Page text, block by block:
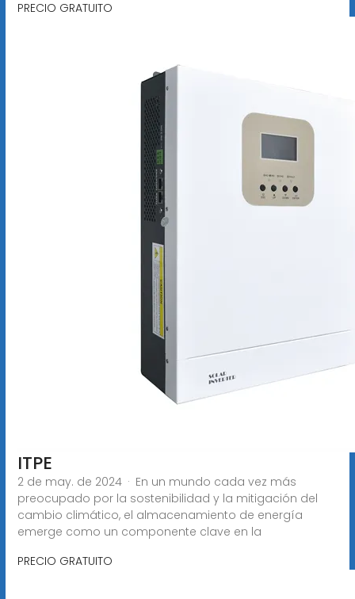
PRECIO GRATUITO
ITPE
2 de may. de 2024 · En un mundo cada vez más
preocupado por la sostenibilidad y la mitigación del
cambio climático, el almacenamiento de energía
emerge como un componente clave en la
PRECIO GRATUITO